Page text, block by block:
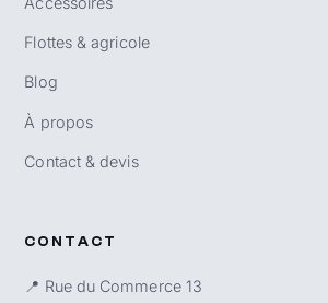
Flottes & agricole
Blog
À propos
Contact & devis
CONTACT
📍 Rue du Commerce 13